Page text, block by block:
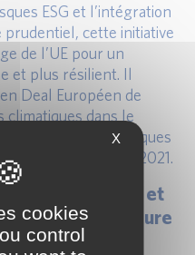
ESG et l’intégration
prudentiel, cette initiative
de l’UE pour un
et plus résilient. Il
Deal Européen de
climatiques dans le
d’action stratégiques
stratégique 2021.
les pouvoirs et
pour une meilleure
X
cookies
control